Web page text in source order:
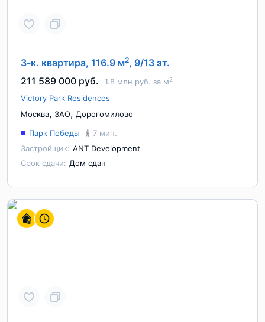
3-к. квартира, 116.9 м2, 9/13 эт.
211 589 000 руб.
1.8 млн руб. за м2
Victory Park Residences
Москва, ЗАО, Дорогомилово
Парк Победы
7 мин.
Застройщик: ANT Development
Срок сдачи: Дом сдан